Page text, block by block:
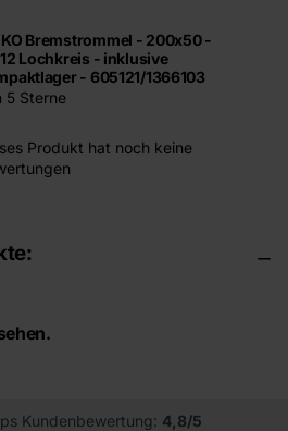
Bremstrommel - 200x50 -
Lochkreis - inklusive
- 605121/1366103
5 Sterne
Produkt hat noch keine
Kundenbewertung: 4,8/5